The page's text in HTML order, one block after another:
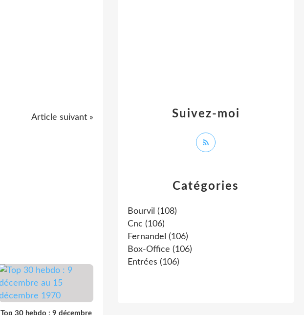
Article suivant »
Top 30 hebdo : 9 décembre
Catégories
Bourvil (108)
Cnc (106)
Fernandel (106)
Box-Office (106)
Entrées (106)
Suivez-moi